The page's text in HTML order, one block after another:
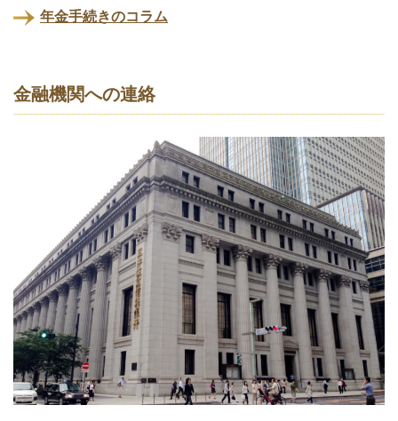
年金手続きのコラム
金融機関への連絡